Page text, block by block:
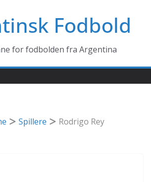
Fodbold
for fodbolden fra Argentina
Spillere Rodrigo Rey